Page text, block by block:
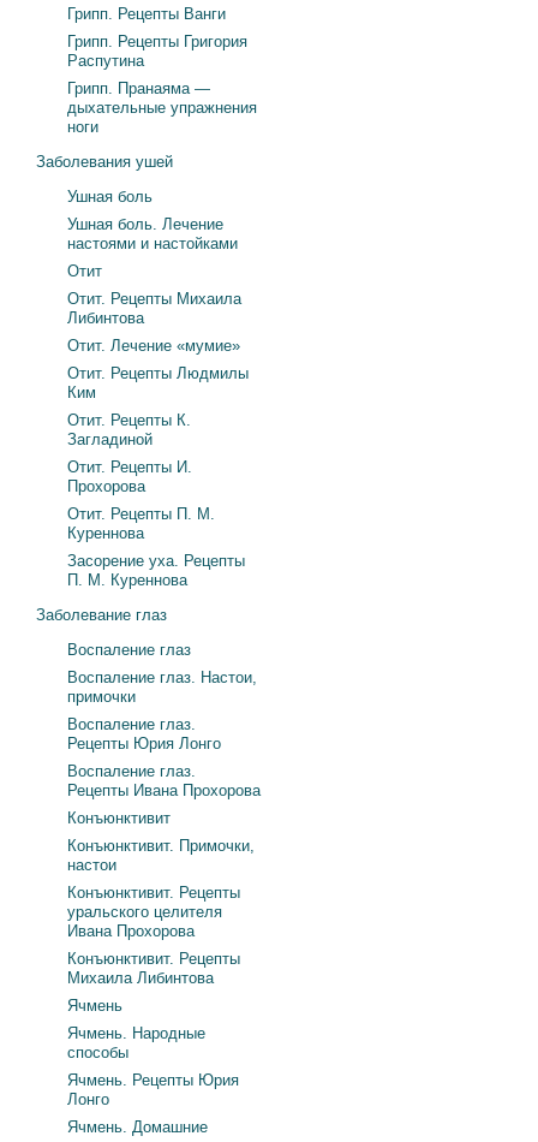
Грипп. Рецепты Ванги
Грипп. Рецепты Григория
Распутина
Грипп. Пранаяма —
дыхательные упражнения
ноги
Заболевания ушей
Ушная боль
Ушная боль. Лечение
настоями и настойками
Отит
Отит. Рецепты Михаила
Либинтова
Отит. Лечение «мумие»
Отит. Рецепты Людмилы
Ким
Отит. Рецепты К.
Загладиной
Отит. Рецепты И.
Прохорова
Отит. Рецепты П. М.
Куреннова
Засорение уха. Рецепты
П. М. Куреннова
Заболевание глаз
Воспаление глаз
Воспаление глаз. Настои,
примочки
Воспаление глаз.
Рецепты Юрия Лонго
Воспаление глаз.
Рецепты Ивана Прохорова
Конъюнктивит
Конъюнктивит. Примочки,
настои
Конъюнктивит. Рецепты
уральского целителя
Ивана Прохорова
Конъюнктивит. Рецепты
Михаила Либинтова
Ячмень
Ячмень. Народные
способы
Ячмень. Рецепты Юрия
Лонго
Ячмень. Домашние